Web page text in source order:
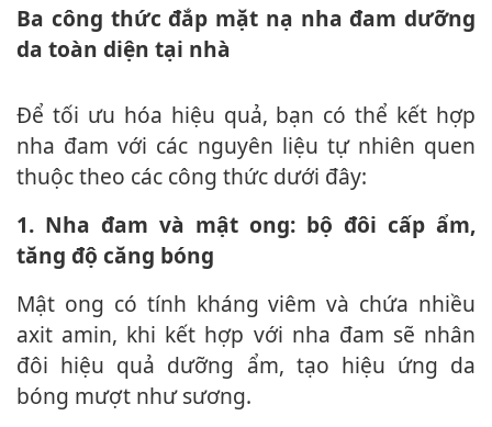
Ba công thức đắp mặt nạ nha đam dưỡng
da toàn diện tại nhà
Để tối ưu hóa hiệu quả, bạn có thể kết hợp
nha đam với các nguyên liệu tự nhiên quen
thuộc theo các công thức dưới đây:
1. Nha đam và mật ong: bộ đôi cấp ẩm,
tăng độ căng bóng
Mật ong có tính kháng viêm và chứa nhiều
axit amin, khi kết hợp với nha đam sẽ nhân
đôi hiệu quả dưỡng ẩm, tạo hiệu ứng da
bóng mượt như sương.